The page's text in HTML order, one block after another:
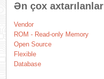
Ən çox axtarılanlar
Vendor
ROM - Read-only Memory
Open Source
Flexible
Database